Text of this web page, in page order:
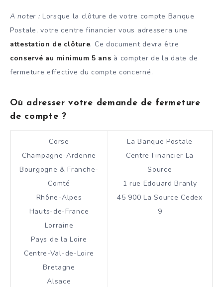
A noter : Lorsque la clôture de votre compte Banque
Postale, votre centre financier vous adressera une
attestation de clôture. Ce document devra être
conservé au minimum 5 ans à compter de la date de
fermeture effective du compte concerné.
Où adresser votre demande de fermeture
de compte ?
Corse
Champagne-Ardenne
Bourgogne & Franche-
Comté
Rhône-Alpes
Hauts-de-France
Lorraine
Pays de la Loire
Centre-Val-de-Loire
Bretagne
Alsace
La Banque Postale
Centre Financier La
Source
1 rue Edouard Branly
45 900 La Source Cedex
9